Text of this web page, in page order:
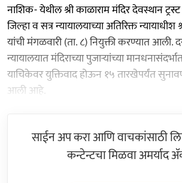
नाशिक- येथील श्री काळाराम मंदिर देवस्थान
जिल्हा व सत्र न्यायालयाच्या अतिरिक्त
यांची मंगळवारी (ता. ८) नियुक्ती करण्यात आली.
न्यायालयात मंदिराच्या पुजाऱ्यांच्या
याचिकेवर युक्तिवाद होऊन १५ तारखेपर्यंत
आली आहे.
साईन अप करा आणि वाचकांसाठी
कन्टेन्टचा मिळवा अमर्याद